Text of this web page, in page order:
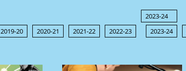
2019-20 2020-21 2021-22 2022-23
2023-24
2023-24